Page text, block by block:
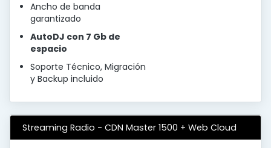
Ancho de banda
garantizado
AutoDJ con 7 Gb de
espacio
Soporte Técnico, Migración
y Backup incluido
Streaming Radio - CDN Master 1500 + Web Cloud